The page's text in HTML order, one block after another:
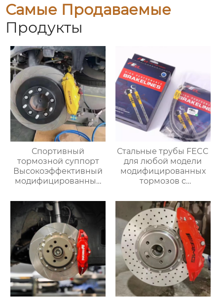
Самые Продаваемые
Продукты
Спортивный
тормозной суппорт
Высокоэффективный
модифицированный
комплект 19Z
Гоночные задние 4
поршня Тормозной
суппорт BMW Audi
Benz
Стальные трубы FECC
для любой модели
модифицированных
тормозов с
трубок, модернизация
для повышения
эффективности
торможения